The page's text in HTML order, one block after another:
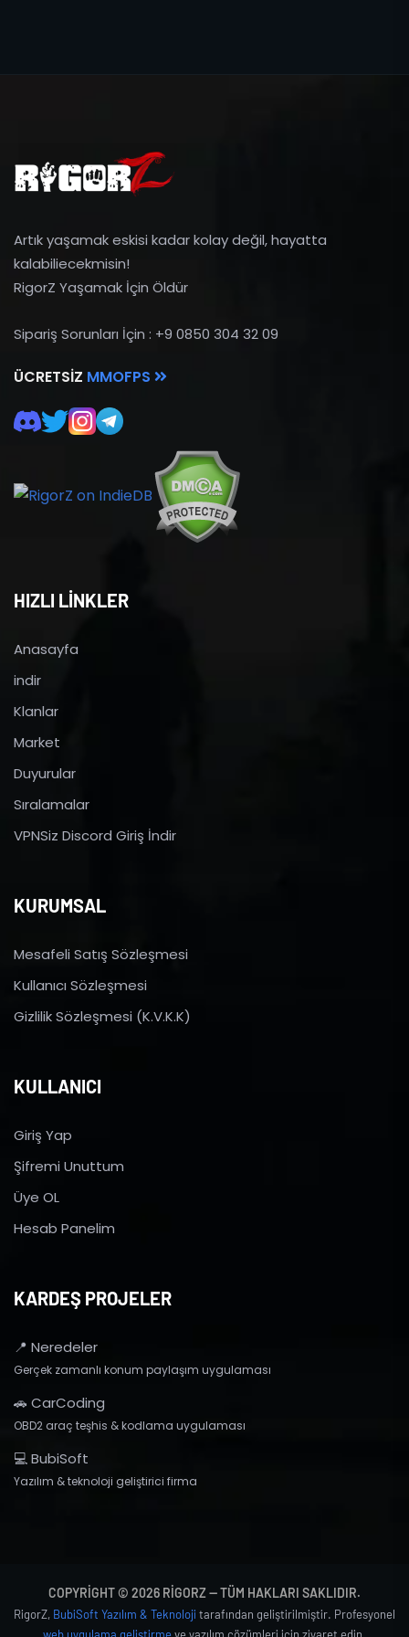
Artık yaşamak eskisi kadar kolay değil, hayatta
kalabiliecekmisin!
RigorZ Yaşamak İçin Öldür
Sipariş Sorunları İçin : +9 0850 304 32 09
ÜCRETSIZ MMOFPS
HIZLI LİNKLER
Anasayfa
indir
Klanlar
Market
Duyurular
Sıralamalar
VPNSiz Discord Giriş İndir
KURUMSAL
Mesafeli Satış Sözleşmesi
Kullanıcı Sözleşmesi
Gizlilik Sözleşmesi (K.V.K.K)
KULLANICI
Giriş Yap
Şifremi Unuttum
Üye OL
Hesab Panelim
KARDEŞ PROJELER
📍 Neredeler
Gerçek zamanlı konum paylaşım uygulaması
🚗 CarCoding
OBD2 araç teşhis & kodlama uygulaması
💻 BubiSoft
Yazılım & teknoloji geliştirici firma
COPYRIGHT © 2026 RIGORZ — TÜM HAKLARI SAKLIDIR.
RigorZ, BubiSoft Yazılım & Teknoloji tarafından geliştirilmiştir. Profesyonel
web uygulama geliştirmeve yazılım çözümleri için ziyaret edin.